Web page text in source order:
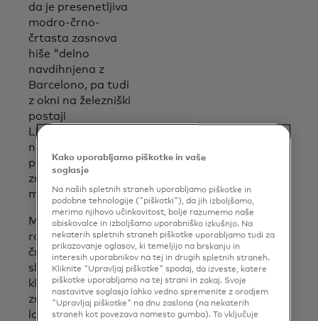
da je presenetljiva
modro-črno-
črtasta zasnova
hiše "delno
navdihnjena z
Barcelono, pa tudi
z okni na železniški
postaji
Llanfairpwll, eni
najbolj
priljubljenih
znamenitosti
mesta".
Majica z rumenim
robom ima vse
črke imena mesta,
skupaj z značko
kluba, valižanskim
zmajem ter
logotipoma
Kako uporabljamo piškotke in vaše
soglasje
Na naših spletnih straneh uporabljamo piškotke in
podobne tehnologije ("piškotki"), da jih izboljšamo,
merimo njihovo učinkovitost, bolje razumemo naše
obiskovalce in izboljšamo uporabniško izkušnjo. Na
nekaterih spletnih straneh piškotke uporabljamo tudi za
prikazovanje oglasov, ki temeljijo na brskanju in
interesih uporabnikov na tej in drugih spletnih straneh.
Kliknite "Upravljaj piškotke" spodaj, da izveste, katere
piškotke uporabljamo na tej strani in zakaj. Svoje
nastavitve soglasja lahko vedno spremenite z orodjem
"Upravljaj piškotke" na dnu zaslona (na nekaterih
straneh kot povezava namesto gumba). To vključuje